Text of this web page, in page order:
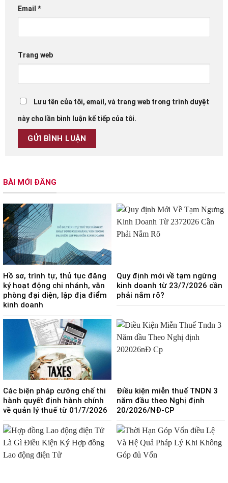
Email *
Trang web
Lưu tên của tôi, email, và trang web trong trình duyệt
này cho lần bình luận kế tiếp của tôi.
BÀI MỚI ĐĂNG
Hồ sơ, trình tự, thủ tục đăng
ký hoạt động chi nhánh, văn
phòng đại diện, lập địa điểm
kinh doanh
Quy định mới về tạm ngừng
kinh doanh từ 23/7/2026 cần
phải nắm rõ?
Các biện pháp cưỡng chế thi
hành quyết định hành chính
về quản lý thuế từ 01/7/2026
Điều kiện miễn thuế TNDN 3
năm đầu theo Nghị định
20/2026/NĐ-CP